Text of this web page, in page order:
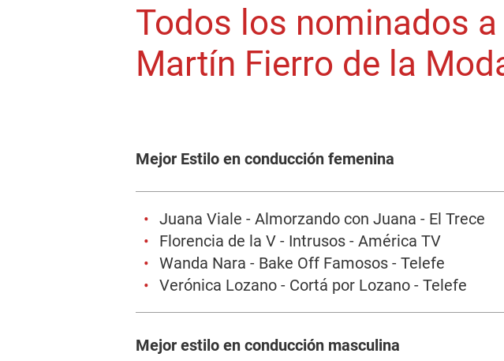
Todos los nominados
Martín Fierro de la
Mejor Estilo en conducción femenina
Juana Viale - Almorzando con Juana - El Trece
Florencia de la V - Intrusos - América TV
Wanda Nara - Bake Off Famosos - Telefe
Verónica Lozano - Cortá por Lozano - Telefe
Mejor estilo en conducción masculina